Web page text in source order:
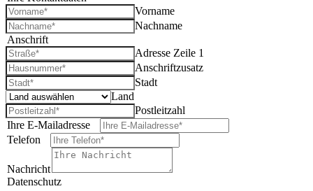
Vorname
Nachname
Anschrift
Adresse Zeile 1
Anschriftzusatz
Stadt
Land
Postleitzahl
Ihre E-Mailadresse
Telefon
Nachricht
Datenschutz